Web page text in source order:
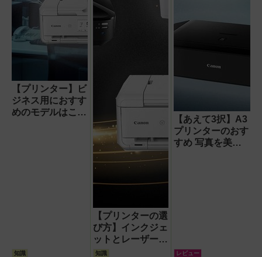
【プリンター】ビ
ジネス用におすす
めのモデルはこ
知識
【プリンターの選
び方】インクジェ
ットとレーザーの
違いは? 学生に最
知識
【あえて3択】A3
プリンターのおす
すめ 写真を美し
レビュー